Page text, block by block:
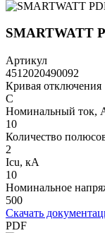
SMARTWATT
Артикул
4512020490092
Кривая отключения
C
Номинальный ток,
10
Количество
2
Icu, кА
10
Номинальное
500
Скачать
PDF